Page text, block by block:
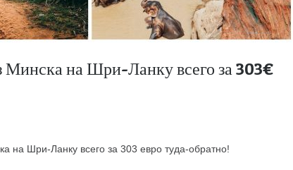
на Шри-Ланку всего за 303€
на Шри-Ланку всего за 303 евро туда-обратно!